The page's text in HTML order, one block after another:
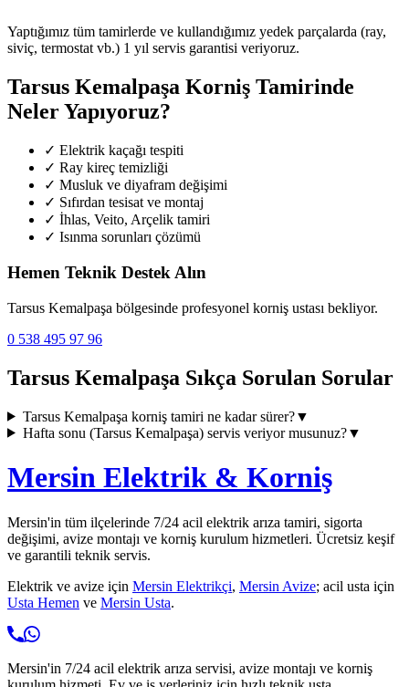
Yaptığımız tüm tamirlerde ve kullandığımız yedek parçalarda (ray,
siviç, termostat vb.) 1 yıl servis garantisi veriyoruz.
Tarsus Kemalpaşa Korniş Tamirinde
Neler Yapıyoruz?
✓ Elektrik kaçağı tespiti
✓ Ray kireç temizliği
✓ Musluk ve diyafram değişimi
✓ Sıfırdan tesisat ve montaj
✓ İhlas, Veito, Arçelik tamiri
✓ Isınma sorunları çözümü
Hemen Teknik Destek Alın
Tarsus Kemalpaşa bölgesinde profesyonel korniş ustası bekliyor.
0 538 495 97 96
Tarsus Kemalpaşa Sıkça Sorulan Sorular
Tarsus Kemalpaşa korniş tamiri ne kadar sürer?▼
Hafta sonu (Tarsus Kemalpaşa) servis veriyor musunuz?▼
Mersin Elektrik & Korniş
Mersin'in tüm ilçelerinde 7/24 acil elektrik arıza tamiri, sigorta
değişimi, avize montajı ve korniş kurulum hizmetleri. Ücretsiz keşif
ve garantili teknik servis.
Elektrik ve avize için Mersin Elektrikçi, Mersin Avize; acil usta için
Usta Hemen ve Mersin Usta.
Mersin'in 7/24 acil elektrik arıza servisi, avize montajı ve korniş